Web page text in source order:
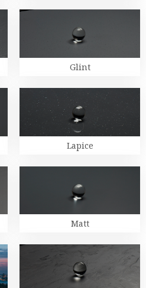
Glint
Lapice
Matt